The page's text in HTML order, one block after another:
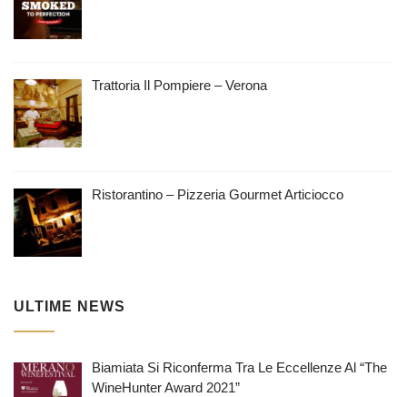
Trattoria Il Pompiere – Verona
Ristorantino – Pizzeria Gourmet Articiocco
ULTIME NEWS
Biamiata Si Riconferma Tra Le Eccellenze Al “The
WineHunter Award 2021”